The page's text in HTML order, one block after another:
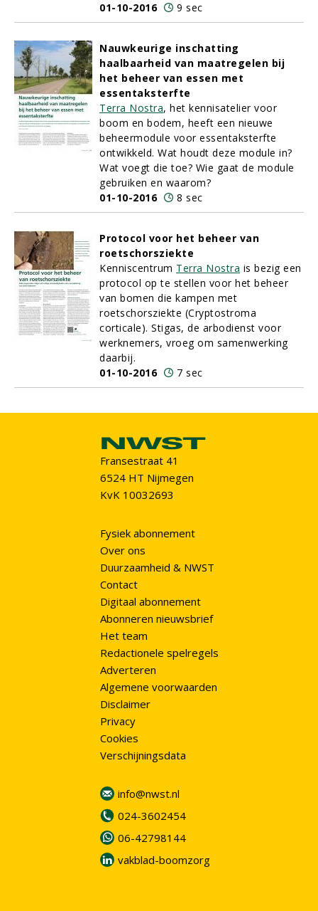
01-10-2016
9 sec
Nauwkeurige inschatting
haalbaarheid van maatregelen bij
het beheer van essen met
essentaksterfte
Terra Nostra, het kennisatelier voor
boom en bodem, heeft een nieuwe
beheermodule voor essentaksterfte
ontwikkeld. Wat houdt deze module in?
Wat voegt die toe? Wie gaat de module
gebruiken en waarom?
01-10-2016
8 sec
Protocol voor het beheer van
roetschorsziekte
Kenniscentrum Terra Nostra is bezig een
protocol op te stellen voor het beheer
van bomen die kampen met
roetschorsziekte (Cryptostroma
corticale). Stigas, de arbodienst voor
werknemers, vroeg om samenwerking
daarbij.
01-10-2016
7 sec
Fransestraat 41
6524 HT Nijmegen
KvK 10032693
Fysiek abonnement
Over ons
Duurzaamheid & NWST
Contact
Digitaal abonnement
Abonneren nieuwsbrief
Het team
Redactionele spelregels
Adverteren
Algemene voorwaarden
Disclaimer
Privacy
Cookies
Verschijningsdata
info@nwst.nl
024-3602454
06-42798144
vakblad-boomzorg